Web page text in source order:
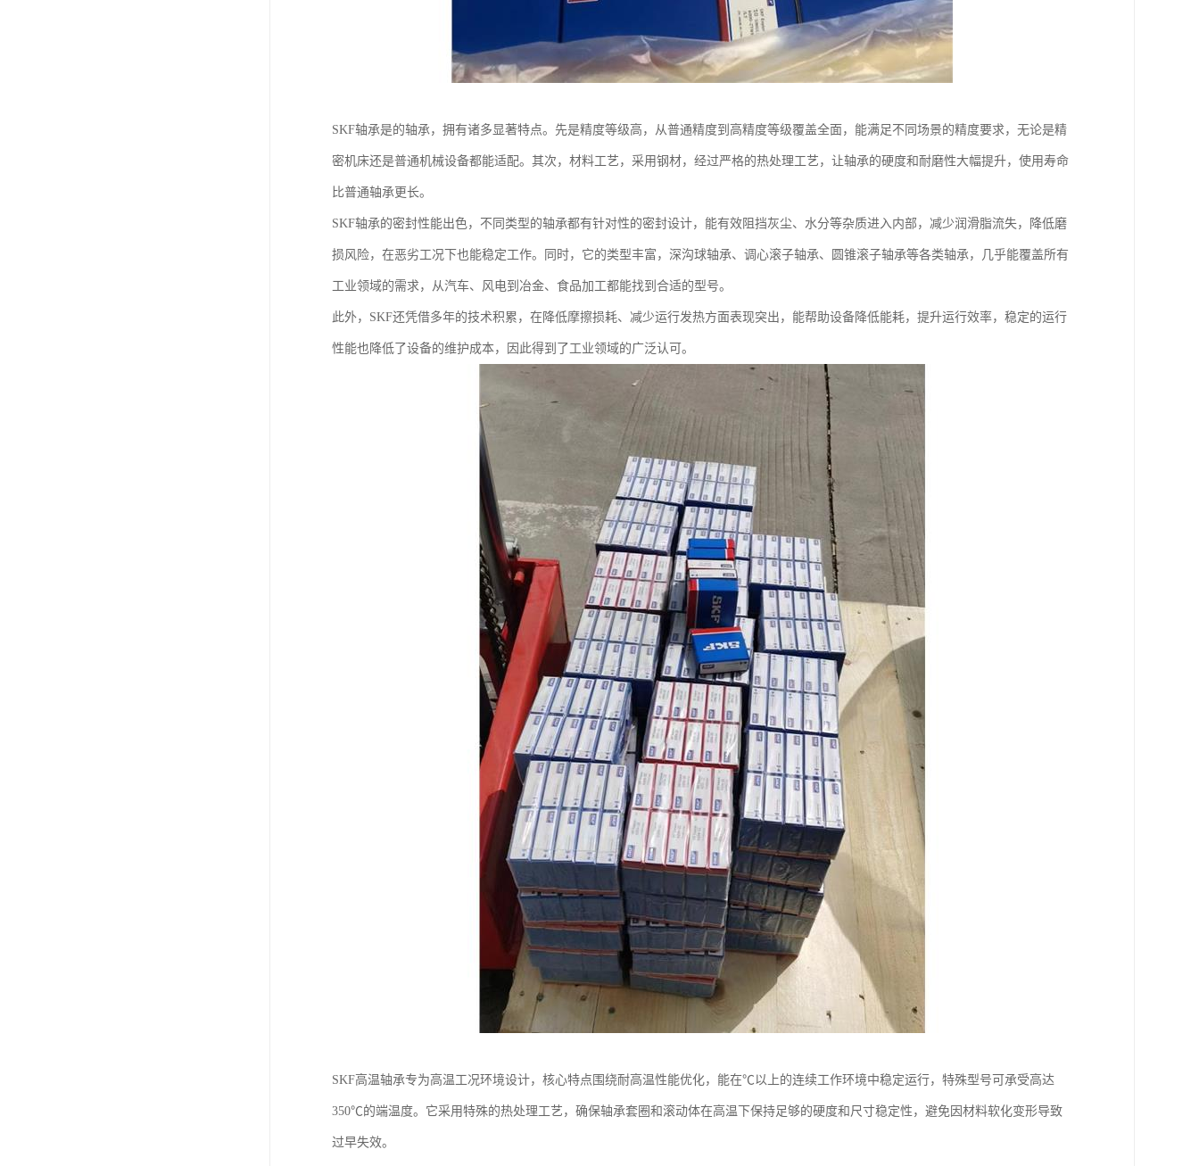
SKF轴承是的轴承，拥有诸多显著特点。先是精度等级高，从普通精度到高精度等级覆盖全面，能满足不同场景的精度要求，无论是精
密机床还是普通机械设备都能适配。其次，材料工艺，采用钢材，经过严格的热处理工艺，让轴承的硬度和耐磨性大幅提升，使用寿命
比普通轴承更长。
SKF轴承的密封性能出色，不同类型的轴承都有针对性的密封设计，能有效阻挡灰尘、水分等杂质进入内部，减少润滑脂流失，降低磨
损风险，在恶劣工况下也能稳定工作。同时，它的类型丰富，深沟球轴承、调心滚子轴承、圆锥滚子轴承等各类轴承，几乎能覆盖所有
工业领域的需求，从汽车、风电到冶金、食品加工都能找到合适的型号。
此外，SKF还凭借多年的技术积累，在降低摩擦损耗、减少运行发热方面表现突出，能帮助设备降低能耗，提升运行效率，稳定的运行
性能也降低了设备的维护成本，因此得到了工业领域的广泛认可。
SKF高温轴承专为高温工况环境设计，核心特点围绕耐高温性能优化，能在℃以上的连续工作环境中稳定运行，特殊型号可承受高达
350℃的端温度。它采用特殊的热处理工艺，确保轴承套圈和滚动体在高温下保持足够的硬度和尺寸稳定性，避免因材料软化变形导致
过早失效。